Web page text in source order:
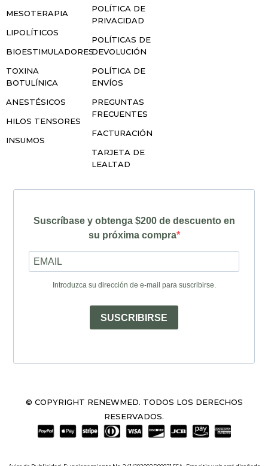
MESOTERAPIA
LIPOLÍTICOS
BIOESTIMULADORES
TOXINA
BOTULÍNICA
ANESTÉSICOS
HILOS TENSORES
INSUMOS
POLÍTICA DE
PRIVACIDAD
POLÍTICAS DE
DEVOLUCIÓN
POLÍTICA DE
ENVÍOS
PREGUNTAS
FRECUENTES
FACTURACIÓN
TARJETA DE
LEALTAD
Suscríbase y obtenga $200 de descuento en
su próxima compra
Introduzca su dirección de e-mail para suscribirse.
SUSCRIBIRSE
© COPYRIGHT RENEWMED. TODOS LOS DERECHOS
RESERVADOS.